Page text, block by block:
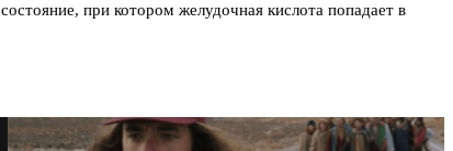
при котором желудочная кислота попадает в